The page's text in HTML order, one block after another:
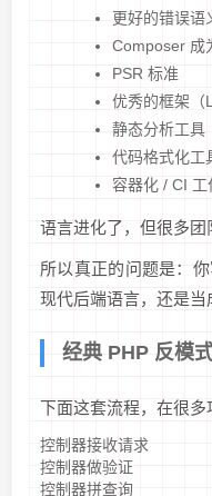
更好的错误语
Composer 成
PSR 标准
优秀的框架（
静态分析工具
代码格式化工
容器化 / CI 工
语言进化了，但很多团
所以真正的问题是：
现代后端语言，还是当
经典 PHP 反模
下面这套流程，在很多
控制器接收请求
控制器做验证
控制器拼查询